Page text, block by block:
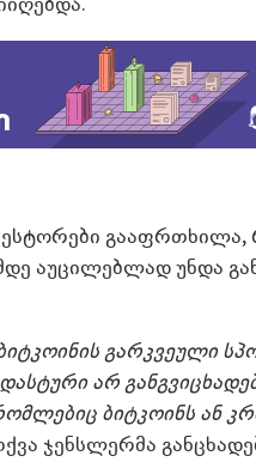
გააფრთხილა,
აუცილებლად უნდა
გარკვეული
არ
ბიტკოინს ან
ჯენსლერმა